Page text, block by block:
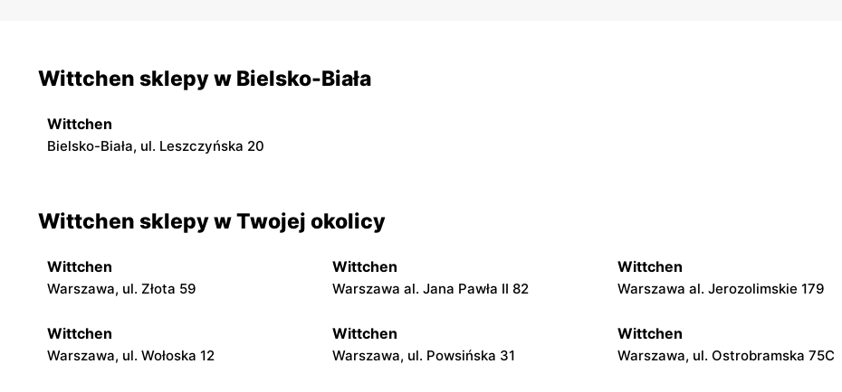
Wittchen sklepy w Bielsko-Biała
Wittchen
Bielsko-Biała, ul. Leszczyńska 20
Wittchen sklepy w Twojej okolicy
Wittchen
Warszawa, ul. Złota 59
Wittchen
Warszawa al. Jana Pawła II 82
Wittchen
Warszawa al. Jerozolimskie 179
Wittchen
Warszawa, ul. Wołoska 12
Wittchen
Warszawa, ul. Powsińska 31
Wittchen
Warszawa, ul. Ostrobramska 75C